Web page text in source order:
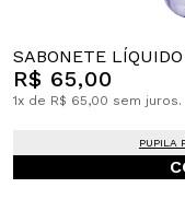
SABONETE
R$ 65,00
1x de R$ 65,00 sem juros.
PUPILA